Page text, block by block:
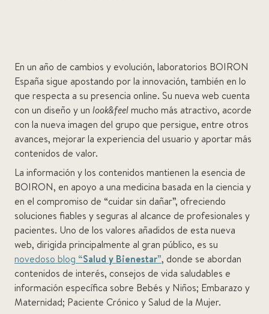
En un año de cambios y evolución, laboratorios BOIRON
España sigue apostando por la innovación, también en lo
que respecta a su presencia online. Su nueva web cuenta
con un diseño y un look&feelmucho más atractivo, acorde
con la nueva imagen del grupo que persigue, entre otros
avances, mejorar la experiencia del usuario y aportar más
contenidos de valor.
La información y los contenidos mantienen la esencia de
BOIRON, en apoyo a una medicina basada en la ciencia y
en el compromiso de “cuidar sin dañar”, ofreciendo
soluciones fiables y seguras al alcance de profesionales y
pacientes. Uno de los valores añadidos de esta nueva
web, dirigida principalmente al gran público, es su
novedoso blog “Salud y Bienestar”, donde se abordan
contenidos de interés, consejos de vida saludables e
información específica sobre Bebés y Niños; Embarazo y
Maternidad; Paciente Crónico y Salud de la Mujer.